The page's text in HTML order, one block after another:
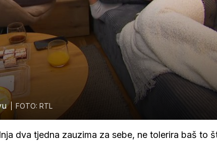
FOTO: RTL
dva tjedna zauzima za sebe, ne tolerira baš to